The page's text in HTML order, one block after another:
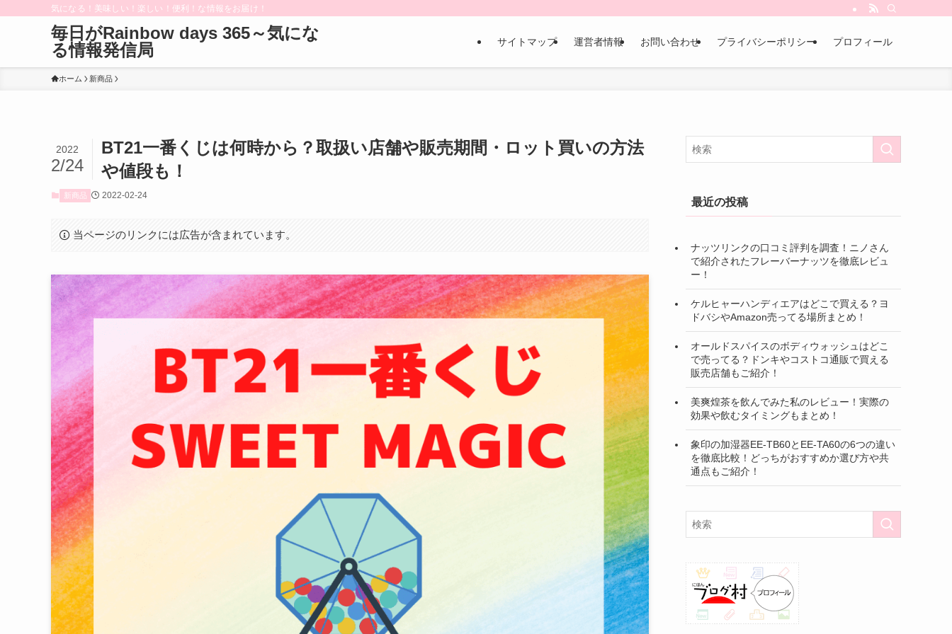
気になる！美味しい！楽しい！便利！な情報をお届け！
毎日がRainbow days 365～気にな
る情報発信局
サイトマップ 運営者情報 お問い合わせ プライバシーポリシー プロフィール
ホーム 新商品
BT21一番くじは何時から？取扱い店舗や販売期間・ロット買いの方法
や値段も！
2022
2/24
新商品 2022-02-24
当ページのリンクには広告が含まれています。
最近の投稿
ナッツリンクの口コミ評判を調査！ニノさん
で紹介されたフレーバーナッツを徹底レビュ
ー！
ケルヒャーハンディエアはどこで買える？ヨ
ドバシやAmazon売ってる場所まとめ！
オールドスパイスのボディウォッシュはどこ
で売ってる？ドンキやコストコ通販で買える
販売店舗もご紹介！
美爽煌茶を飲んでみた私のレビュー！実際の
効果や飲むタイミングもまとめ！
象印の加湿器EE-TB60とEE-TA60の6つの違い
を徹底比較！どっちがおすすめか選び方や共
通点もご紹介！